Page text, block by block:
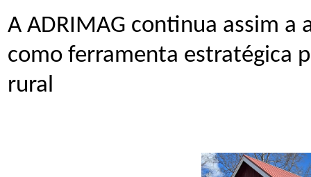
A ADRIMAG continua assim
como ferramenta estratégica
rural